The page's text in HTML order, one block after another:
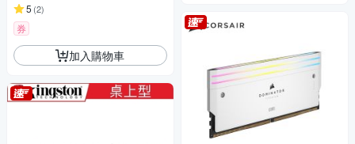
5 (2)
券
加入購物車